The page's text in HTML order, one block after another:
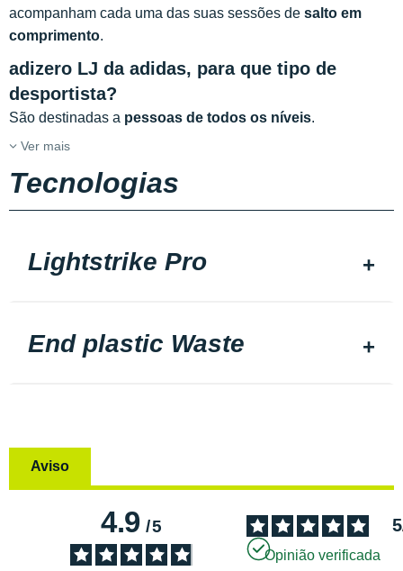
acompanham cada uma das suas sessões de salto em
comprimento.
adizero LJ da adidas, para que tipo de
desportista?
São destinadas a pessoas de todos os níveis.
Ver mais
Tecnologias
Lightstrike Pro
End plastic Waste
Aviso
4.9/5 5
Opinião verificada